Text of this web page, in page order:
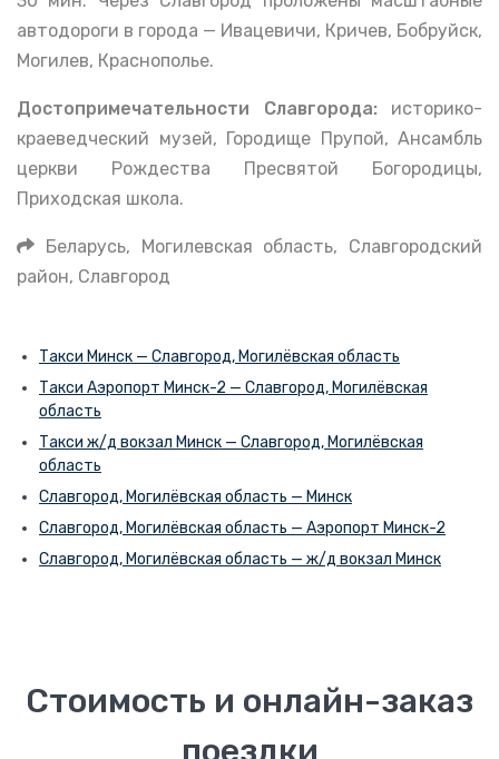
автодороги в города — Ивацевичи, Кричев, Бобруйск,
Могилев, Краснополье.
Достопримечательности Славгорода: историко-
краеведческий музей, Городище Прупой, Ансамбль
церкви Рождества Пресвятой Богородицы,
Приходская школа.
Беларусь, Могилевская область, Славгородский
район, Славгород
Такси Минск — Славгород, Могилёвская область
Такси Аэропорт Минск-2 — Славгород, Могилёвская
область
Такси ж/д вокзал Минск — Славгород, Могилёвская
область
Славгород, Могилёвская область — Минск
Славгород, Могилёвская область — Аэропорт Минск-2
Славгород, Могилёвская область — ж/д вокзал Минск
Стоимость и онлайн-заказ